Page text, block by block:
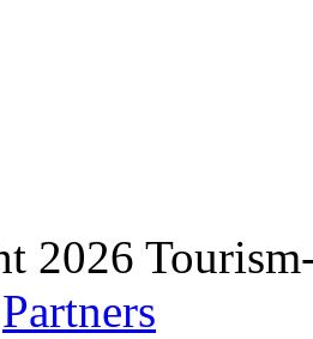
2026
Partners